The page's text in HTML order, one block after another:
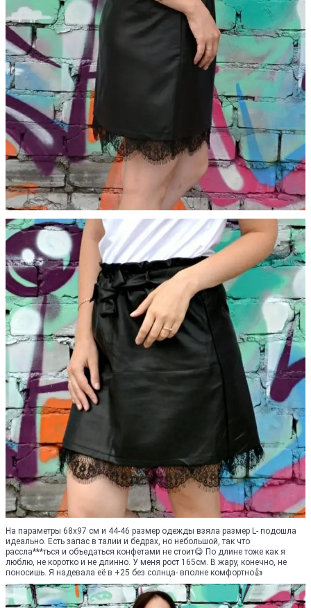
На параметры 68х97 см и 44-46 размер одежды взяла размер L- подошла
идеально. Есть запас в талии и бедрах, но небольшой, так что
рассла***ться и объедаться конфетами не стоит😋 По длине тоже как я
люблю, не коротко и не длинно. У меня рост 165см. В жару, конечно, не
поносишь. Я надевала её в +25 без солнца- вполне комфортно👍